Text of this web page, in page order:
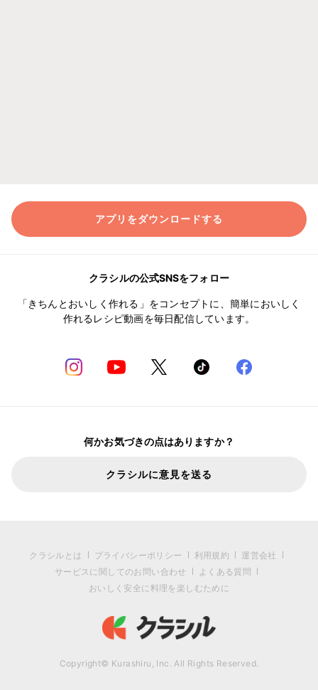
アプリをダウンロードする
クラシルの公式SNSをフォロー
「きちんとおいしく作れる」をコンセプトに、簡単においしく
作れるレシピ動画を毎日配信しています。
何かお気づきの点はありますか？
クラシルに意見を送る
クラシルとは プライバシーポリシー 利用規約
運営会社
サービスに関してのお問い合わせ
よくある質問
おいしく安全に料理を楽しむために
Copyright© Kurashiru, Inc. All Rights Reserved.